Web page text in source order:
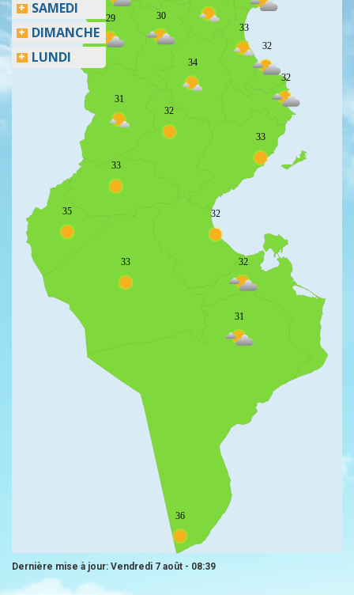
30
29
34
33
32
32
31
32
33
32
33
35
33 32
31
36
SAMEDI
DIMANCHE
LUNDI
Dernière mise à jour: Vendredi 7 août - 08:39